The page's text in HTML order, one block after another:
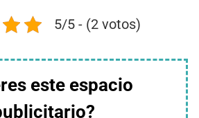
5/5 - (2 votos)
este espacio